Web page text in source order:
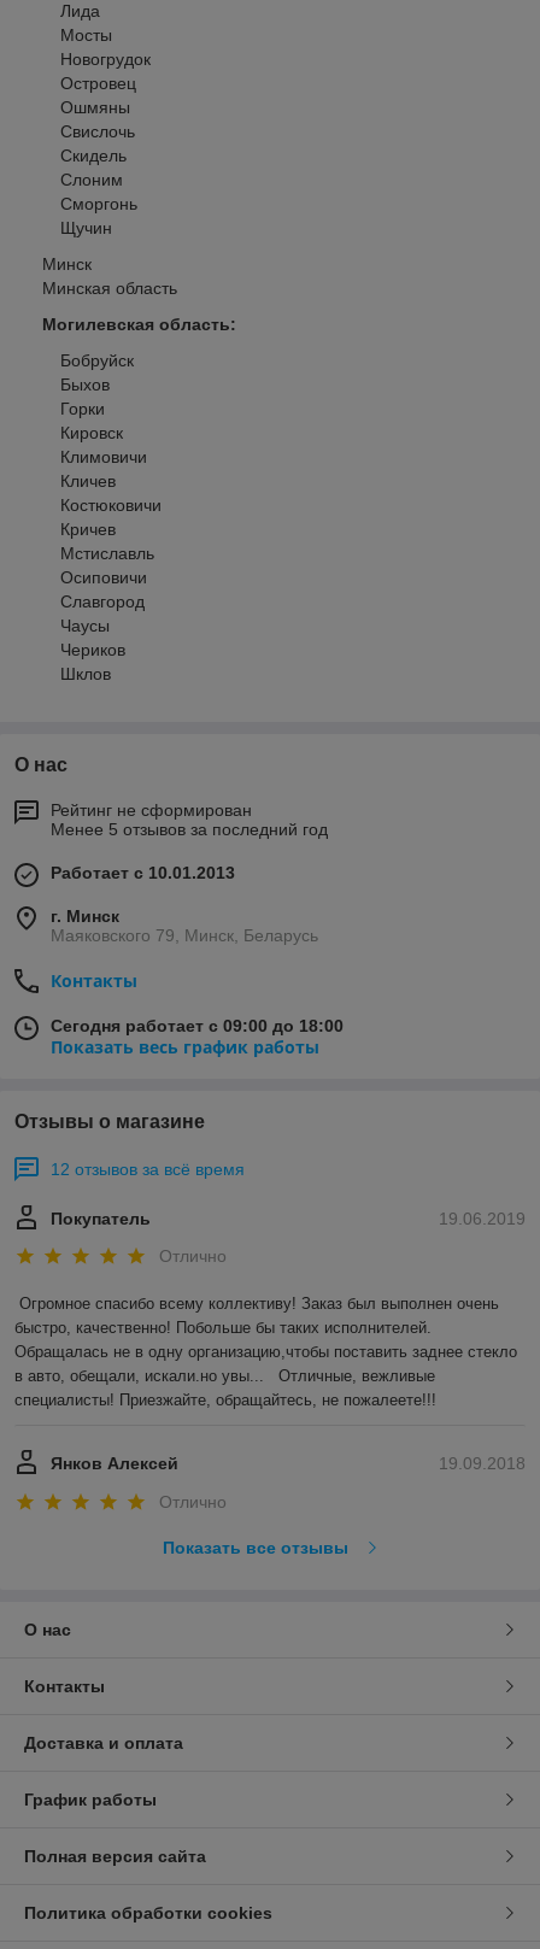
Лида
Мосты
Новогрудок
Островец
Ошмяны
Свислочь
Скидель
Слоним
Сморгонь
Щучин
Минск
Минская область
Могилевская область:
Бобруйск
Быхов
Горки
Кировск
Климовичи
Кличев
Костюковичи
Кричев
Мстиславль
Осиповичи
Славгород
Чаусы
Чериков
Шклов
О нас
Рейтинг не сформирован
Менее 5 отзывов за последний год
Работает с 10.01.2013
г. Минск
Маяковского 79, Минск, Беларусь
Контакты
Сегодня работает с 09:00 до 18:00
Показать весь график работы
Отзывы о магазине
12 отзывов за всё время
19.06.2019
Покупатель
Отлично
Огромное спасибо всему коллективу! Заказ был выполнен очень
быстро, качественно! Побольше бы таких исполнителей.
Обращалась не в одну организацию,чтобы поставить заднее стекло
в авто, обещали, искали.но увы...   Отличные, вежливые
специалисты! Приезжайте, обращайтесь, не пожалеете!!!
19.09.2018
Янков Алексей
Отлично
Показать все отзывы
О нас
Контакты
Доставка и оплата
График работы
Полная версия сайта
Политика обработки cookies